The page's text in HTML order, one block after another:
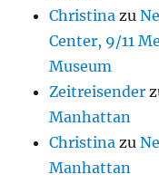
Christina zu
Center, 9/11
Museum
Zeitreisender
Manhattan
Christina zu
Manhattan